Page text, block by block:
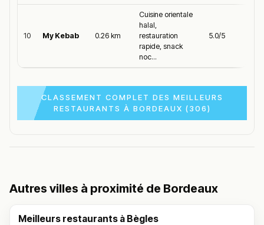
10 My Kebab 0.26 km
Cuisine orientale
halal,
restauration
rapide, snack
noc...
5.0/5
CLASSEMENT COMPLET DES MEILLEURS
RESTAURANTS À BORDEAUX (306)
Autres villes à proximité de Bordeaux
Meilleurs restaurants à Bègles